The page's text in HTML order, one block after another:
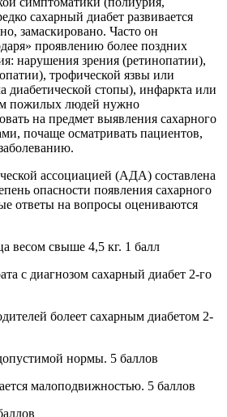
сахарный диабет развивается
замаскировано. Часто он
проявлению более поздних
нарушения зрения (ретинопатии),
трофической язвы или
диабетической стопы), инфаркта или
пожилых людей нужно
на предмет выявления сахарного
почаще осматривать пациентов,
ассоциацией (АДА) составлена
опасности появления сахарного
ответы на вопросы оцениваются
весом свыше 4,5 кг. 1 балл
с диагнозом сахарный диабет 2-го
болеет сахарным диабетом 2-
нормы. 5 баллов
малоподвижностью. 5 баллов